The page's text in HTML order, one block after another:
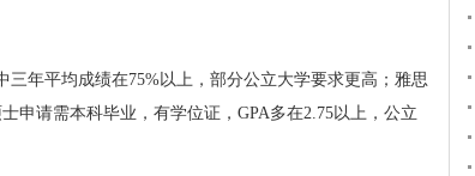
年平均成绩在75%以上，部分公立大学要求更高；雅思
申请需本科毕业，有学位证，GPA多在2.75以上，公立